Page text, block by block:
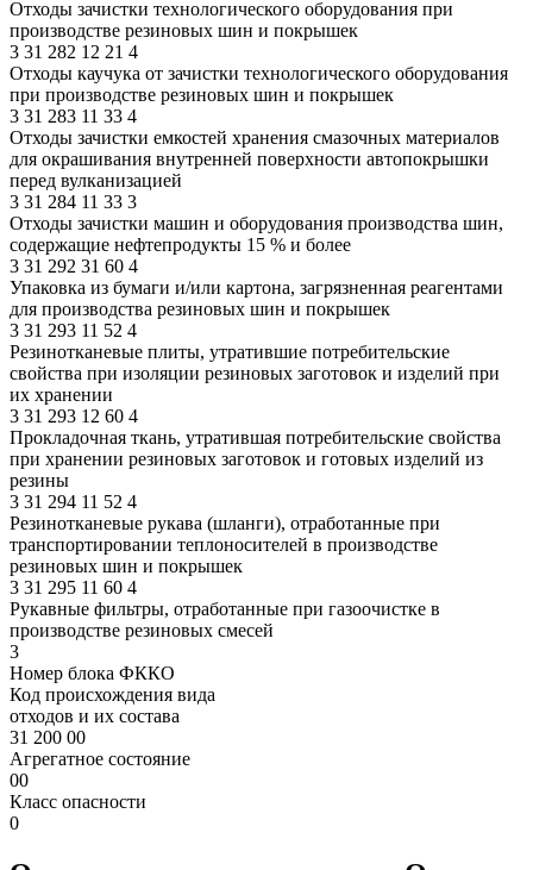
Отходы зачистки технологического оборудования при
производстве резиновых шин и покрышек
3 31 282 12 21 4
Отходы каучука от зачистки технологического оборудования
при производстве резиновых шин и покрышек
3 31 283 11 33 4
Отходы зачистки емкостей хранения смазочных материалов
для окрашивания внутренней поверхности автопокрышки
перед вулканизацией
3 31 284 11 33 3
Отходы зачистки машин и оборудования производства шин,
содержащие нефтепродукты 15 % и более
3 31 292 31 60 4
Упаковка из бумаги и/или картона, загрязненная реагентами
для производства резиновых шин и покрышек
3 31 293 11 52 4
Резинотканевые плиты, утратившие потребительские
свойства при изоляции резиновых заготовок и изделий при
их хранении
3 31 293 12 60 4
Прокладочная ткань, утратившая потребительские свойства
при хранении резиновых заготовок и готовых изделий из
резины
3 31 294 11 52 4
Резинотканевые рукава (шланги), отработанные при
транспортировании теплоносителей в производстве
резиновых шин и покрышек
3 31 295 11 60 4
Рукавные фильтры, отработанные при газоочистке в
производстве резиновых смесей
3
Номер блока ФККО
Код происхождения вида
отходов и их состава
31 200 00
Агрегатное состояние
00
Класс опасности
0